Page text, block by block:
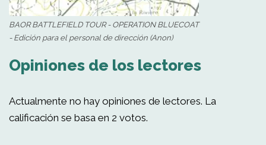
BAOR BATTLEFIELD TOUR - OPERATION BLUECOAT
- Edición para el personal de dirección (Anon)
Opiniones de los lectores
Actualmente no hay opiniones de lectores. La
calificación se basa en 2 votos.